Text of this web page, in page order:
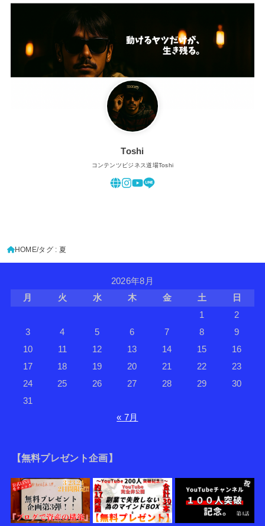
Toshi
コンテンツビジネス道場Toshi
HOME タグ : 夏
2026年8月
月
火 水 木 金 土
日
1
2
3
4 5 6 7 8
9
10
11 12 13 14 15
16
17
18 19 20 21 22
23
24
25 26 27 28 29
30
31
« 7月
【無料プレゼント企画】